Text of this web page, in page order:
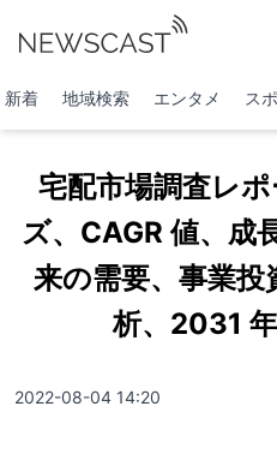
新着 地域検索 エンタメ ス
宅配市場調査レ
ズ、CAGR 値、成
来の需要、事業投
析、2031
2022-08-04 14:20